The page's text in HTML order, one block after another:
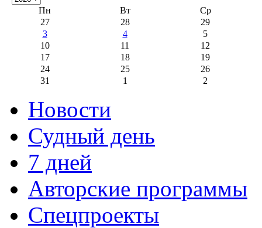
Пн Вт
Ср
27
28
29
3
4
5
10
11
12
17
18
19
24
25
26
31
1 2
Новости
Судный день
7 дней
Авторские программы
Спецпроекты